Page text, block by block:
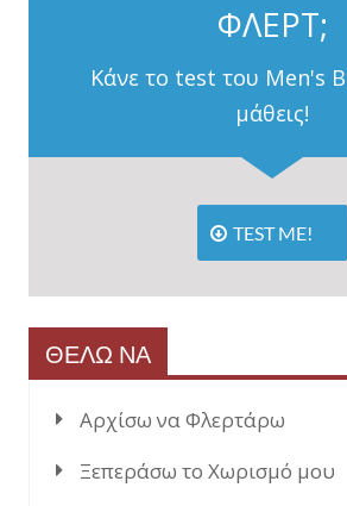
ΦΛΕΡΤ;
Κάνε το test του Men's
μάθεις!
TEST ME!
ΘΕΛΩ ΝΑ
Αρχίσω να Φλερτάρω
Ξεπεράσω το Χωρισμό μου